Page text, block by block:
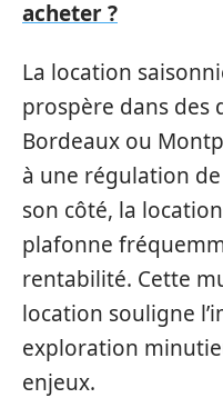
acheter ?
La location
prospère dans des
Bordeaux ou
à une régulation
son côté, la
plafonne
rentabilité. Cette
location souligne
exploration
enjeux.